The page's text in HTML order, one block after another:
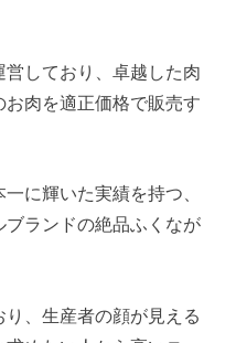
しており、卓越した肉
肉を適正価格で販売す
に輝いた実績を持つ、
ランドの絶品ふくなが
、生産者の顔が見える